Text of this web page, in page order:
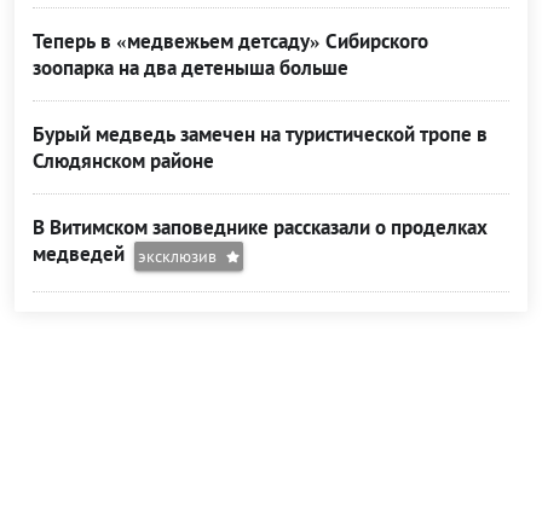
Теперь в «медвежьем детсаду» Сибирского
зоопарка на два детеныша больше
Бурый медведь замечен на туристической тропе в
Слюдянском районе
В Витимском заповеднике рассказали о проделках
медведей
эксклюзив